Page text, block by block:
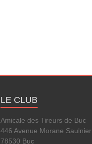
LE CLUB
Amicale des Tireurs de Buc
446 Avenue Morane Saulnier
78530 Buc